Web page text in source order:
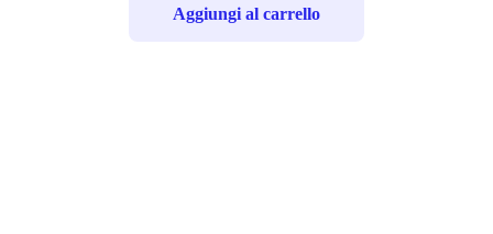
Aggiungi al carrello